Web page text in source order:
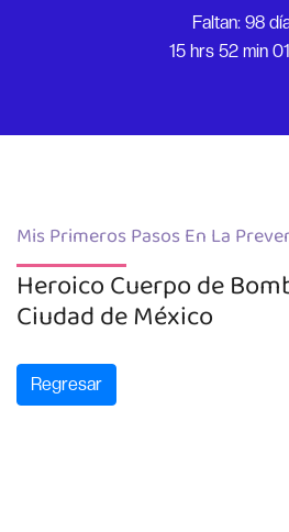
Faltan: 98
15 hrs 52 min
Inicio
Mis Primeros Pasos En La
Heroico Cuerpo de
Ciudad de México
Regresar